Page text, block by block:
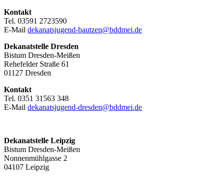
Kontakt
Tel. 03591 2723590
E-Mail dekanatsjugend-bautzen@bddmei.de
Dekanatstelle Dresden
Bistum Dresden-Meißen
Rehefelder Straße 61
01127 Dresden
Kontakt
Tel. 0351 31563 348
E-Mail dekanatsjugend-dresden@bddmei.de
Dekanatstelle Leipzig
Bistum Dresden-Meißen
Nonnenmühlgasse 2
04107 Leipzig